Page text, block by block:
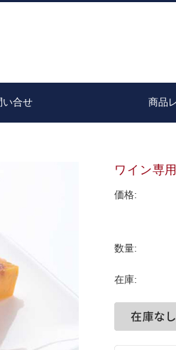
い合せ 商品
ワイン専
価格:
数量:
在庫: